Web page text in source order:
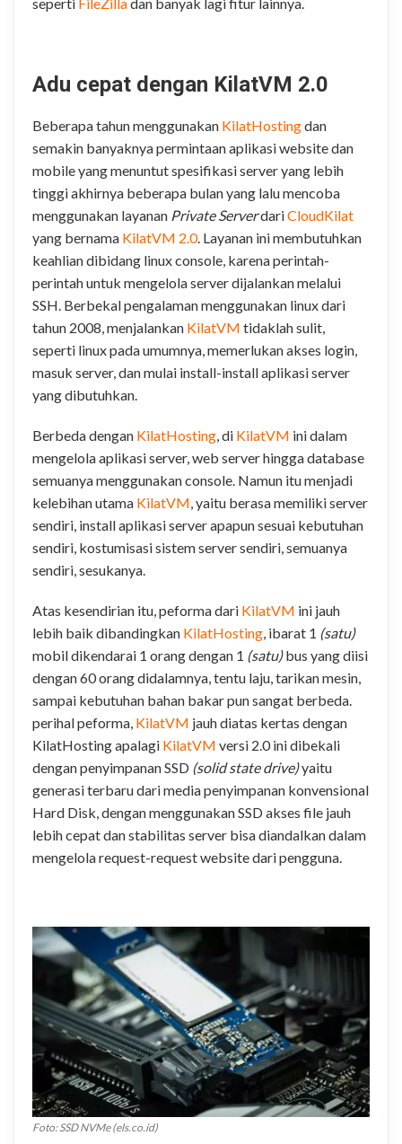
seperti FileZilladan banyak lagi fitur lainnya.
Adu cepat dengan KilatVM 2.0
Beberapa tahun menggunakan KilatHostingdan
semakin banyaknya permintaan aplikasi website dan
mobile yang menuntut spesifikasi server yang lebih
tinggi akhirnya beberapa bulan yang lalu mencoba
menggunakan layanan Private ServerdariCloudKilat
yang bernama KilatVM 2.0. Layanan ini membutuhkan
keahlian dibidang linux console, karena perintah-
perintah untuk mengelola server dijalankan melalui
SSH. Berbekal pengalaman menggunakan linux dari
tahun 2008, menjalankan KilatVM tidaklah sulit,
seperti linux pada umumnya, memerlukan akses login,
masuk server, dan mulai install-install aplikasi server
yang dibutuhkan.
Berbeda dengan KilatHosting, di KilatVM ini dalam
mengelola aplikasi server, web server hingga database
semuanya menggunakan console. Namun itu menjadi
kelebihan utama KilatVM, yaitu berasa memiliki server
sendiri, install aplikasi server apapun sesuai kebutuhan
sendiri, kostumisasi sistem server sendiri, semuanya
sendiri, sesukanya.
Atas kesendirian itu, peforma dari KilatVM ini jauh
lebih baik dibandingkan KilatHosting, ibarat 1 (satu)
mobil dikendarai 1 orang dengan 1 (satu)bus yang diisi
dengan 60 orang didalamnya, tentu laju, tarikan mesin,
sampai kebutuhan bahan bakar pun sangat berbeda.
perihal peforma, KilatVM jauh diatas kertas dengan
KilatHosting apalagi KilatVM versi 2.0 ini dibekali
dengan penyimpanan SSD (solid state drive)yaitu
generasi terbaru dari media penyimpanan konvensional
Hard Disk, dengan menggunakan SSD akses file jauh
lebih cepat dan stabilitas server bisa diandalkan dalam
mengelola request-request website dari pengguna.
Foto: SSD NVMe (els.co.id)